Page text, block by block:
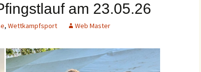
10km Plan
Termine Jugend WirDueller-Biolauf
am 23.05.26
, Wettkampfsport Web Master